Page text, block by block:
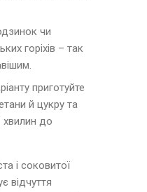
чи
горіхів – так
приготуйте
й цукру та
хвилин до
і соковитої
відчуття